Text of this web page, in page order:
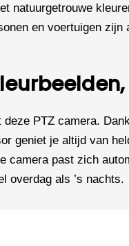
natuurgetrouwe
en voertuigen zijn
deze PTZ camera.
geniet je altijd van
camera past zich
overdag als ’s nachts.